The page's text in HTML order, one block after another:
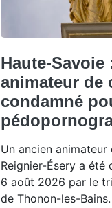
Haute-Savoie
animateur de
condamné
Un ancien
Reignier-Ésery a été
6 août 2026 par le
de Thonon-les-Bains.